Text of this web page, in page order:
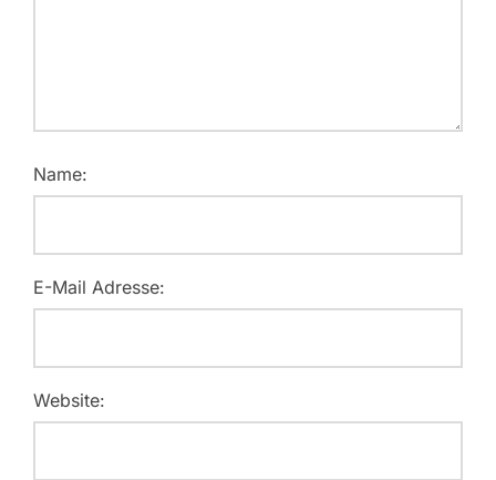
Name:
E-Mail Adresse:
Website: